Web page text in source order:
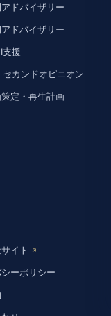
ドバイザリー
ドバイザリー
支援
セカンドオピニオン
定・再生計画
イト ↗
ーポリシー